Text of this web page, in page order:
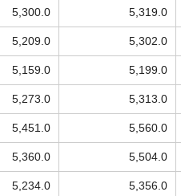
5,300.0 5,319.0
5,209.0 5,302.0
5,159.0 5,199.0
5,273.0 5,313.0
5,451.0 5,560.0
5,360.0 5,504.0
5,234.0 5,356.0